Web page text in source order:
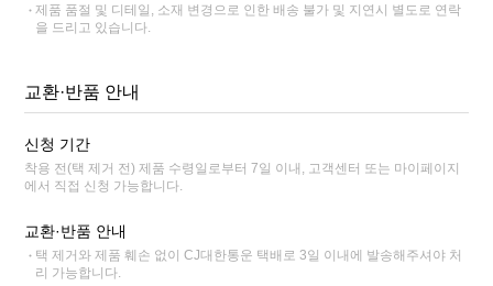
제품 품절 및 디테일, 소재 변경으로 인한 배송 불가 및 지연시 별도로 연락
을 드리고 있습니다.
교환·반품 안내
신청 기간
착용 전(택 제거 전) 제품 수령일로부터 7일 이내, 고객센터 또는 마이페이지
에서 직접 신청 가능합니다.
교환·반품 안내
택 제거와 제품 훼손 없이 CJ대한통운 택배로 3일 이내에 발송해주셔야 처
리 가능합니다.